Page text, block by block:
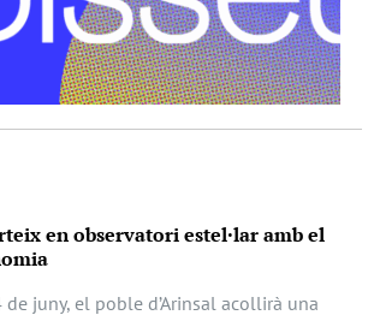
en observatori estel·lar amb el
juny, el poble d’Arinsal acollirà una